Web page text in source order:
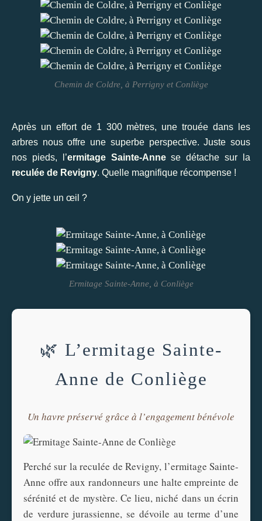
Chemin de Coldre, à Perrigny et Conliège
Après un effort de 1 300 mètres, une trouée dans les
arbres nous offre une superbe perspective. Juste sous
nos pieds, l’ermitage Sainte-Annese détache sur la
reculée de Revigny. Quelle magnifique récompense !
On y jette un œil ?
Ermitage Sainte-Anne, à Conliège
🌿 L’ermitage Sainte-
Anne de Conliège
Un havre préservé grâce à l’engagement bénévole
Perché sur la reculée de Revigny, l’ermitage Sainte-
Anne offre aux randonneurs une halte empreinte de
sérénité et de mystère. Ce lieu, niché dans un écrin
de verdure jurassienne, se dévoile au terme d’une